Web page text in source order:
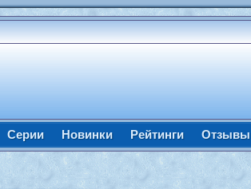
Серии Новинки Рейтинги Отзывы